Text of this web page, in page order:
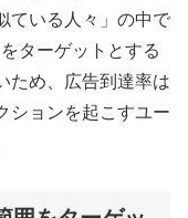
ている人々」の中で
ターゲットとする
ため、広告到達率は
ションを起こすユー